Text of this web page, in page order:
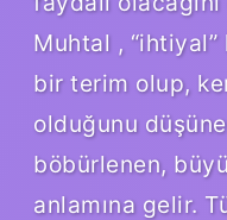
Muhtal ,
bir terim olup,
olduğunu
böbürlenen,
anlamına gelir.